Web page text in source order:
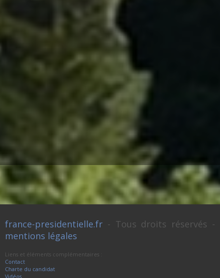
france-presidentielle.fr - Tous droits réservés -
mentions légales
Liens et éléments complémentaires :
Contact
Charte du candidat
Vidéos